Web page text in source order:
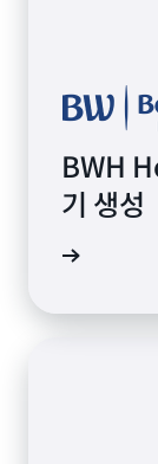
BWH
기 생성